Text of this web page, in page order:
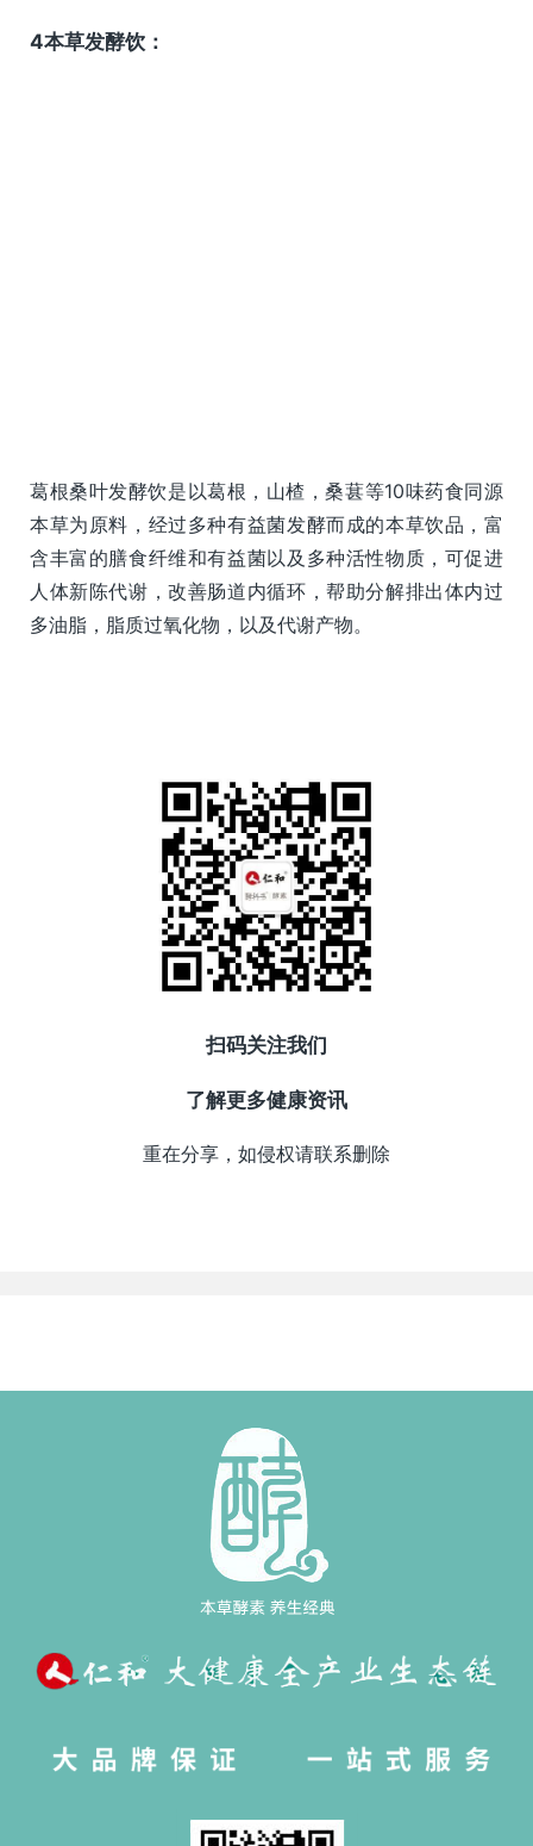
4本草发酵饮：
葛根桑叶发酵饮是以葛根，山楂，桑葚等10味药食同源
本草为原料，经过多种有益菌发酵而成的本草饮品，富
含丰富的膳食纤维和有益菌以及多种活性物质，可促进
人体新陈代谢，改善肠道内循环，帮助分解排出体内过
多油脂，脂质过氧化物，以及代谢产物。
扫码关注我们
了解更多健康资讯
重在分享，如侵权请联系删除